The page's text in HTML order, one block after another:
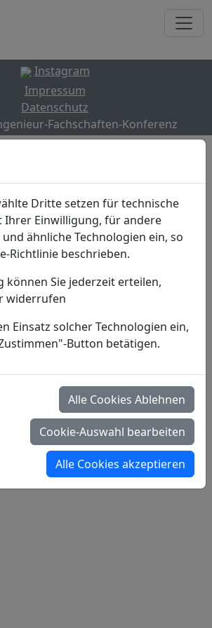
Instagram
Impressum
Datenschutz
Fachschaften-Konferenz
Dritte setzen für technische
Ihrer Einwilligung, für andere
ähnliche Technologien ein, so
Richtlinie beschrieben.
können Sie jederzeit erteilen,
widerrufen
Einsatz solcher Technologien ein,
Button betätigen.
Alle Cookies Ablehnen
Cookie-Auswahl bearbeiten
Alle Cookies akzeptieren